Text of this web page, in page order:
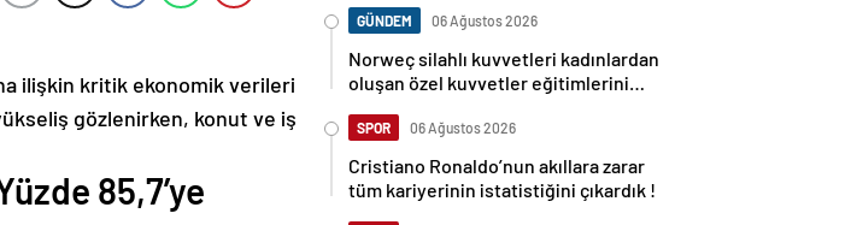
ilişkin kritik ekonomik verileri
gözlenirken, konut ve iş
85,7’ye
GÜNDEM 06 Ağustos 2026
Norweç silahlı kuvvetleri kadınlardan
oluşan özel kuvvetler eğitimlerini
SPOR 06 Ağustos 2026
Cristiano Ronaldo’nun akıllara zarar
tüm kariyerinin istatistiğini çıkardık !